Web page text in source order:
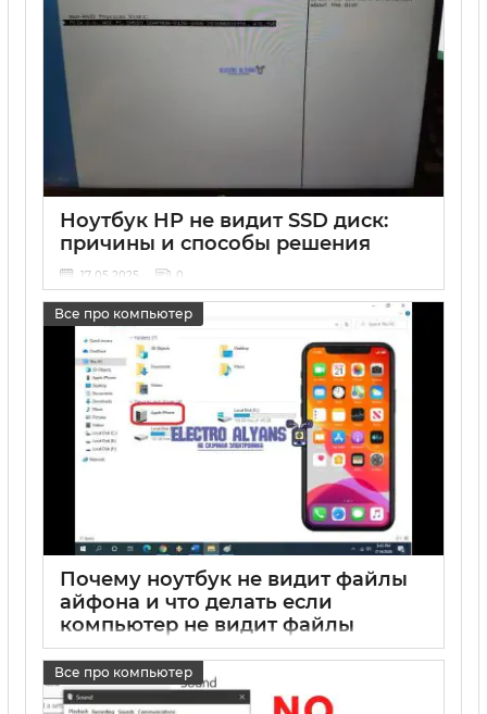
Ноутбук HP не видит SSD диск:
причины и способы решения
17 05 2025 0
Все про компьютер
Почему ноутбук не видит файлы
айфона и что делать если
компьютер не видит файлы
айфона
17 05 2025 0
Все про компьютер